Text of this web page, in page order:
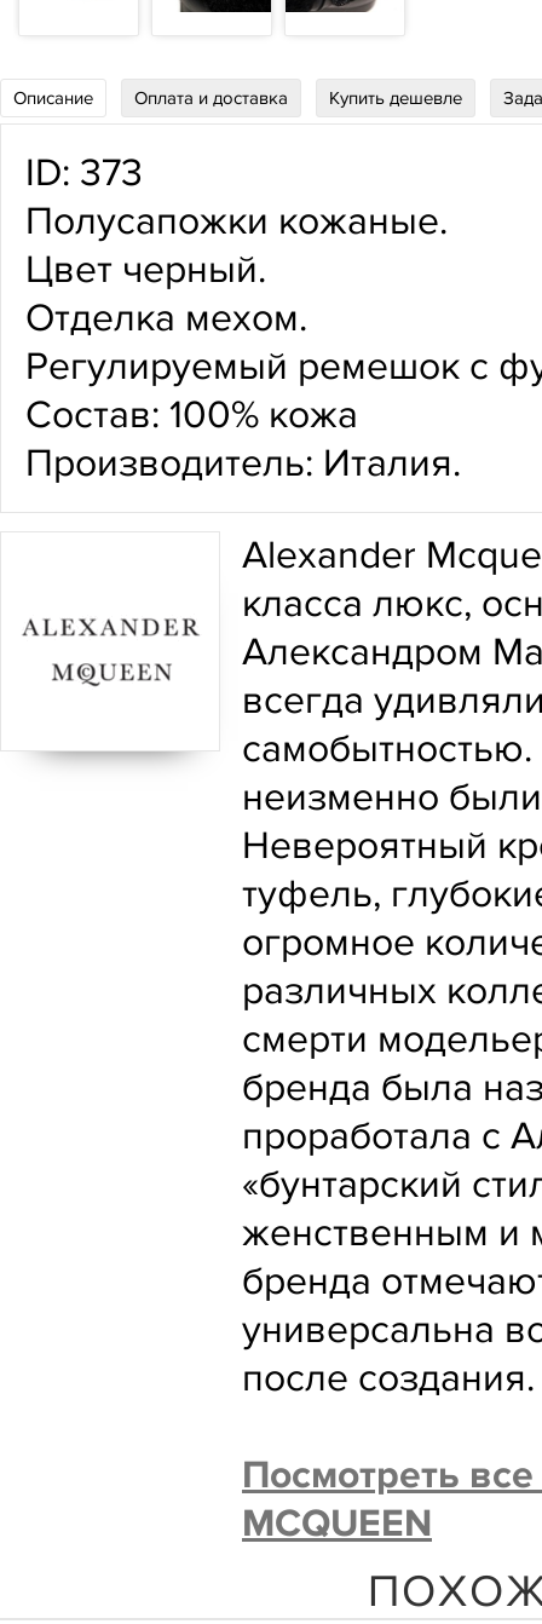
Описание Оплата и доставка Купить дешевле
ID: 373
Полусапожки кожаные.
Цвет черный.
Отделка мехом.
Регулируемый ремешок с
Состав: 100% кожа
Производитель: Италия.
Alexander
класса люкс,
Александром
всегда
неизменно
Невероятный
туфель,
огромное
различных
смерти
бренда была
проработала с
«бунтарский
женственным и
бренда
универсальна
после создания.
Посмотреть
MCQUEEN